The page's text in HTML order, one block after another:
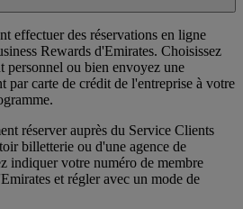
effectuer des réservations en ligne
Rewards d'Emirates. Choisissez
personnel ou bien envoyez une
par carte de crédit de l'entreprise à votre
réserver auprès du Service Clients
billetterie ou d'une agence de
indiquer votre numéro de membre
et régler avec un mode de